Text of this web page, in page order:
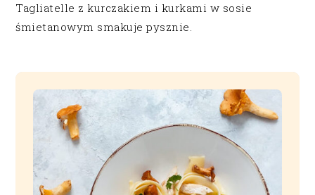
Tagliatelle z kurczakiem i kurkami w sosie
śmietanowym smakuje pysznie.